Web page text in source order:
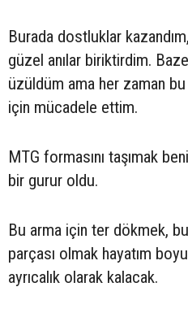
Burada dostluklar
güzel anılar biriktirdim.
üzüldüm ama her zaman bu
için mücadele ettim.
MTG formasını taşımak
bir gurur oldu.
Bu arma için ter dökmek,
parçası olmak hayatım
ayrıcalık olarak kalacak.